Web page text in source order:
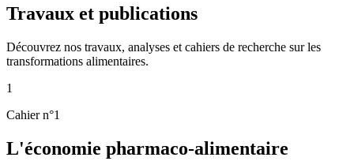
Travaux et publications
Découvrez nos travaux, analyses et cahiers de recherche sur les
transformations alimentaires.
1
Cahier n°1
L'économie pharmaco-alimentaire